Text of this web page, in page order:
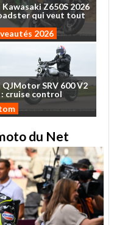
KawasakiZ650S2026
qui veut tout
2026
QJMotorSRV 600V2
: cruise control
du Net